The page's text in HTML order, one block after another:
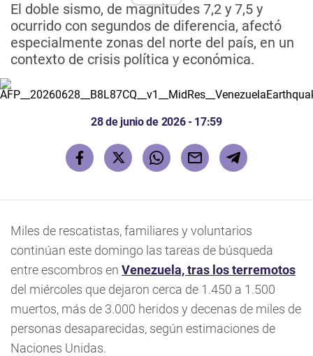
El doble sismo, de magnitudes 7,2 y 7,5 y
ocurrido con segundos de diferencia, afectó
especialmente zonas del norte del país, en un
contexto de crisis política y económica.
28 de junio de 2026 - 17:59
Miles de rescatistas, familiares y voluntarios
continúan este domingo las tareas de búsqueda
entre escombros en Venezuela, tras los terremotos
del miércoles que dejaron cerca de 1.450 a 1.500
muertos, más de 3.000 heridos y decenas de miles de
personas desaparecidas, según estimaciones de
Naciones Unidas.